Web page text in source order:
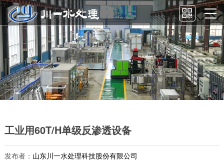
工业用60T/H单级反渗透设备
发布者： 山东川一水处理科技股份有限公司